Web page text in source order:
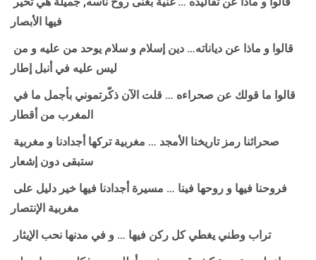
فيها الأبصار
ليس عليه في أنبل إطار
المغرب من أقطار
ستبقى دون إشعار
مغربية الإنتصار
تراب وطني يغطي كل ركن فيها … و في مدنها نحب الإيثار